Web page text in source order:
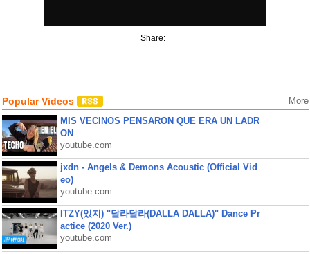
Share:
Popular Videos More
MIS VECINOS PENSARON QUE ERA UN LADR
ON
youtube.com
jxdn - Angels & Demons Acoustic (Official Vid
eo)
youtube.com
ITZY(있지) "달라달라(DALLA DALLA)" Dance Pr
actice (2020 Ver.)
youtube.com